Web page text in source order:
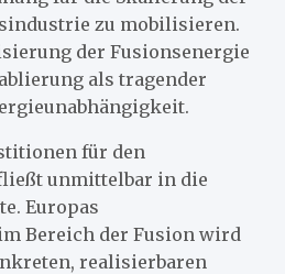
zu mobilisieren.
der Fusionsenergie
als tragender
für den
unmittelbar in die
Europas
Bereich der Fusion wird
realisierbaren